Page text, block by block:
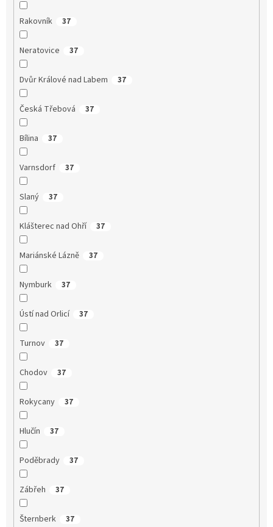
Rakovník 37
Neratovice 37
Dvůr Králové nad Labem 37
Česká Třebová 37
Bílina 37
Varnsdorf 37
Slaný 37
Klášterec nad Ohří 37
Mariánské Lázně 37
Nymburk 37
Ústí nad Orlicí 37
Turnov 37
Chodov 37
Rokycany 37
Hlučín 37
Poděbrady 37
Zábřeh 37
Šternberk 37